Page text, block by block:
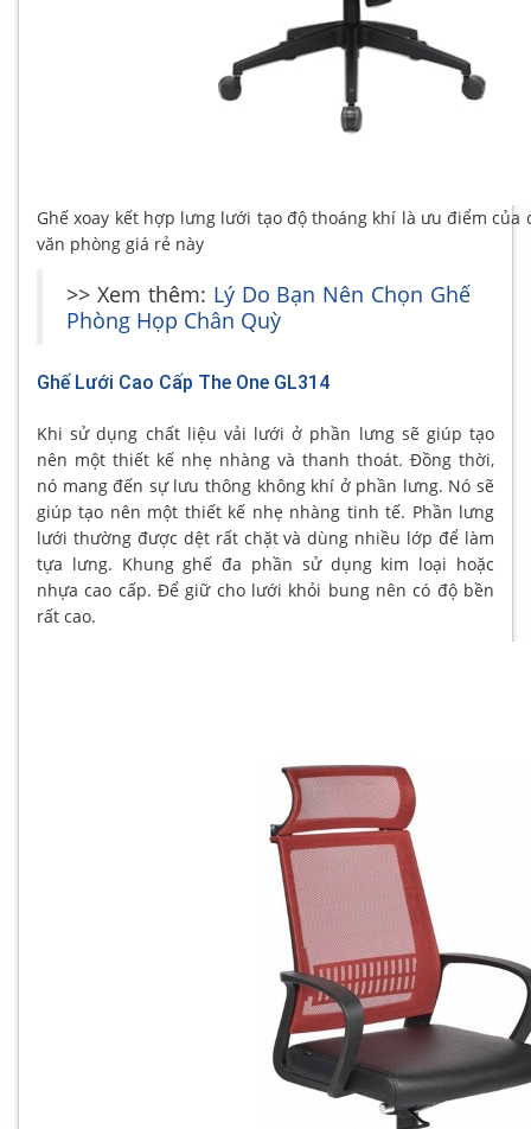
Ghế xoay kết hợp lưng lưới tạo độ thoáng khí là ưu điểm của
văn phòng giá rẻ này
>> Xem thêm: Lý Do Bạn Nên Chọn Ghế
Phòng Họp Chân Quỳ
Ghế Lưới Cao Cấp The One GL314
Khi sử dụng chất liệu vải lưới ở phần lưng sẽ giúp tạo
nên một thiết kế nhẹ nhàng và thanh thoát. Đồng thời,
nó mang đến sự lưu thông không khí ở phần lưng. Nó sẽ
giúp tạo nên một thiết kế nhẹ nhàng tinh tế. Phần lưng
lưới thường được dệt rất chặt và dùng nhiều lớp để làm
tựa lưng. Khung ghế đa phần sử dụng kim loại hoặc
nhựa cao cấp. Để giữ cho lưới khỏi bung nên có độ bền
rất cao.